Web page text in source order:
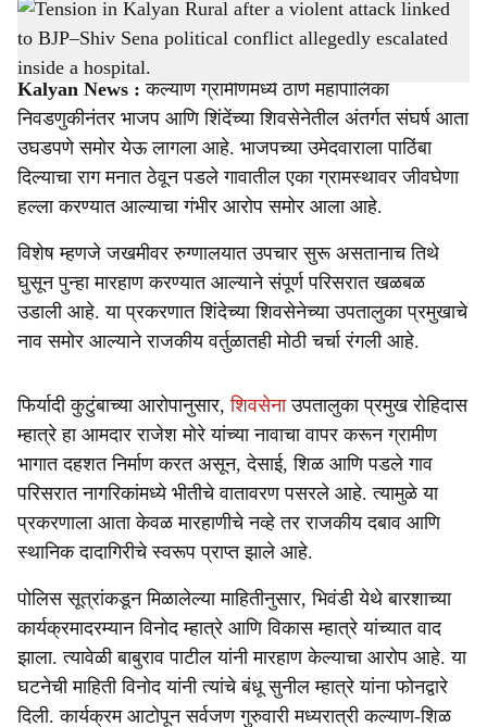
h
a
r
e
Tension in Kalyan Rural after a violent attack linked to BJP–Shiv Sena political conflict
allegedly escalated inside a hospital.
- sarkarnama
Kalyan News : कल्याण ग्रामीणमध्ये ठाणे महापालिका
निवडणुकीनंतर भाजप आणि शिंदेंच्या शिवसेनेतील अंतर्गत संघर्ष आता
उघडपणे समोर येऊ लागला आहे. भाजपच्या उमेदवाराला पाठिंबा
दिल्याचा राग मनात ठेवून पडले गावातील एका ग्रामस्थावर जीवघेणा
हल्ला करण्यात आल्याचा गंभीर आरोप समोर आला आहे.
विशेष म्हणजे जखमीवर रुग्णालयात उपचार सुरू असतानाच तिथे
घुसून पुन्हा मारहाण करण्यात आल्याने संपूर्ण परिसरात खळबळ
उडाली आहे. या प्रकरणात शिंदेच्या शिवसेनेच्या उपतालुका प्रमुखाचे
नाव समोर आल्याने राजकीय वर्तुळातही मोठी चर्चा रंगली आहे.
फिर्यादी कुटुंबाच्या आरोपानुसार,शिवसेनाउपतालुका प्रमुख रोहिदास
म्हात्रे हा आमदार राजेश मोरे यांच्या नावाचा वापर करून ग्रामीण
भागात दहशत निर्माण करत असून, देसाई, शिळ आणि पडले गाव
परिसरात नागरिकांमध्ये भीतीचे वातावरण पसरले आहे. त्यामुळे या
प्रकरणाला आता केवळ मारहाणीचे नव्हे तर राजकीय दबाव आणि
स्थानिक दादागिरीचे स्वरूप प्राप्त झाले आहे.
पोलिस सूत्रांकडून मिळालेल्या माहितीनुसार, भिवंडी येथे बारशाच्या
कार्यक्रमादरम्यान विनोद म्हात्रे आणि विकास म्हात्रे यांच्यात वाद
झाला. त्यावेळी बाबुराव पाटील यांनी मारहाण केल्याचा आरोप आहे. या
घटनेची माहिती विनोद यांनी त्यांचे बंधू सुनील म्हात्रे यांना फोनद्वारे
दिली. कार्यक्रम आटोपून सर्वजण गुरुवारी मध्यरात्री कल्याण-शिळ